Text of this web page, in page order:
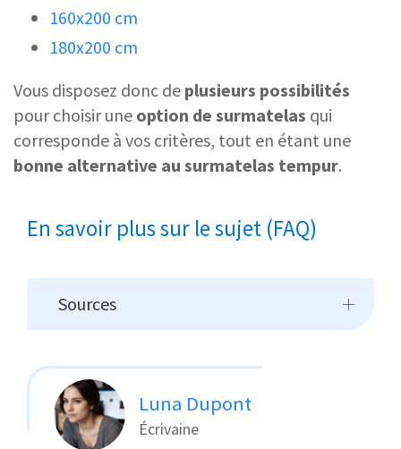
160x200 cm
180x200 cm
Vous disposez donc de plusieurs possibilités
pour choisir une option de surmatelas qui
corresponde à vos critères, tout en étant une
bonne alternative au surmatelas tempur.
En savoir plus sur le sujet (FAQ)
Sources
Luna Dupont
Écrivaine